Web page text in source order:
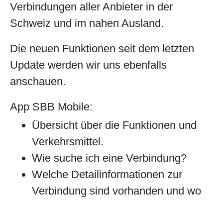
Verbindungen aller Anbieter in der
Schweiz und im nahen Ausland.
Die neuen Funktionen seit dem letzten
Update werden wir uns ebenfalls
anschauen.
App SBB Mobile:
Übersicht über die Funktionen und
Verkehrsmittel.
Wie suche ich eine Verbindung?
Welche Detailinformationen zur
Verbindung sind vorhanden und wo